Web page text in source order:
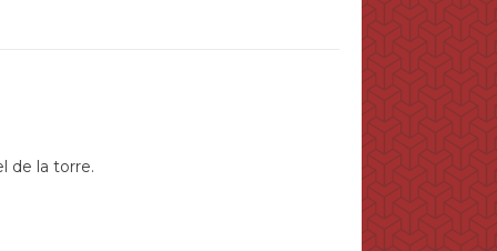
de la torre.